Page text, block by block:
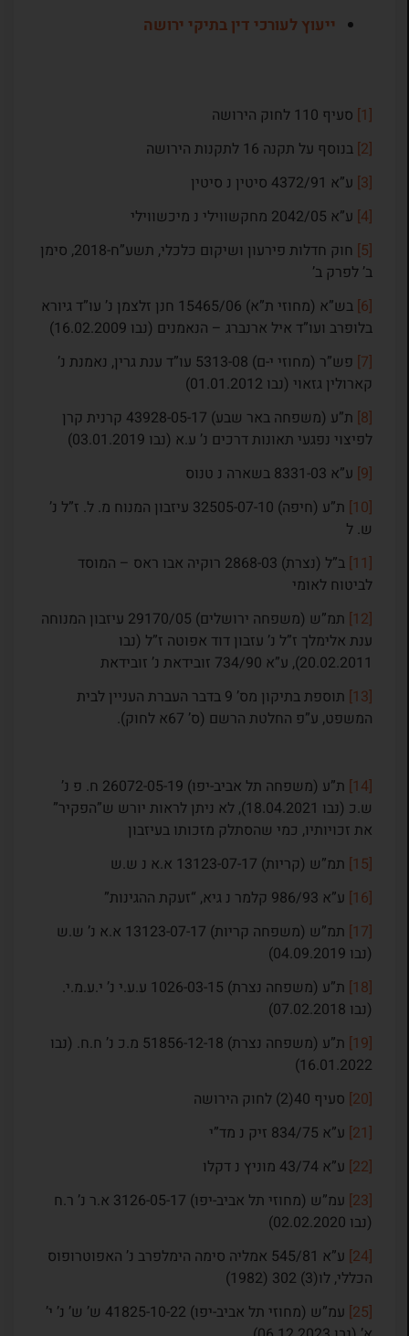
ייעוץ לעורכי דין בתיקי ירושה
[1] סעיף 110 לחוק הירושה
[2] בנוסף על תקנה 16 לתקנות הירושה
[3] ע”א 4372/91 סיטין נ סיטין
[4] ע”א 2042/05 מחקשווילי נ מיכשווילי
[5]
חוק חדלות פירעון ושיקום כלכלי, תשע”ח-2018, סימן
ב’ לפרק ב’
[6]
בש”א (מחוזי ת”א) 15465/06 חנן זלצמן נ’ עו”ד גיורא
בלופרב ועו”ד איל ארנברג – הנאמנים (נבו 16.02.2009)
[7]
פש”ר (מחוזי י-ם) 5313-08 עו”ד ענת גרין, נאמנת נ’
קארולין גזאוי (נבו 01.01.2012)
[8]
ת”ע (משפחה באר שבע) 43928-05-17 קרנית קרן
לפיצוי נפגעי תאונות דרכים נ’ ע.א (נבו 03.01.2019)
[9] ע”א 8331-03 בשארה נ טנוס
[10]
ת”ע (חיפה) 32505-07-10 עיזבון המנוח מ. ל. ז”ל נ’
ש. ל
[11]
ב”ל (נצרת) 2868-03 רוקיה אבו ראס – המוסד
לביטוח לאומי
[12]
תמ”ש (משפחה ירושלים) 29170/05 עיזבון המנוחה
ענת אלימלך ז”ל נ’ עזבון דוד אפוטה ז”ל (נבו
20.02.2011), ע”א 734/90 זובידאת נ’ זובידאת
[13]
תוספת בתיקון מס’ 9 בדבר העברת העניין לבית
המשפט, ע”פ החלטת הרשם (ס’ 67א לחוק).
[14]
ת”ע (משפחה תל אביב-יפו) 26072-05-19 ח. פ נ’
ש.כ (נבו 18.04.2021), לא ניתן לראות יורש ש”הפקיר”
את זכויותיו, כמי שהסתלק מזכותו בעיזבון
[15]
תמ”ש (קריות) 13123-07-17 א.א נ ש.ש
[16]
ע”א 986/93 קלמר נ גיא, “זעקת ההגינות”
[17]
תמ”ש (משפחה קריות) 13123-07-17 א.א נ’ ש.ש
(נבו 04.09.2019)
[18]
ת”ע (משפחה נצרת) 1026-03-15 ע.ע.י נ’ י.ע.מ.י.
(נבו 07.02.2018)
[19]
ת”ע (משפחה נצרת) 51856-12-18 מ.כ נ’ ח.ח. (נבו
16.01.2022)
[20]
סעיף 40(2) לחוק הירושה
[21]
ע”א 834/75 זיק נ מד”י
[22]
ע”א 43/74 מוניץ נ דקלו
[23]
עמ”ש (מחוזי תל אביב-יפו) 3126-05-17 א.ר נ’ ר.ח
(נבו 02.02.2020)
[24]
ע”א 545/81 אמליה סימה הימלפרב נ’ האפוטרופוס
הכללי, לו(3) 302 (1982)
[25]
עמ”ש (מחוזי תל אביב-יפו) 41825-10-22 ש’ ש’ נ’ י’